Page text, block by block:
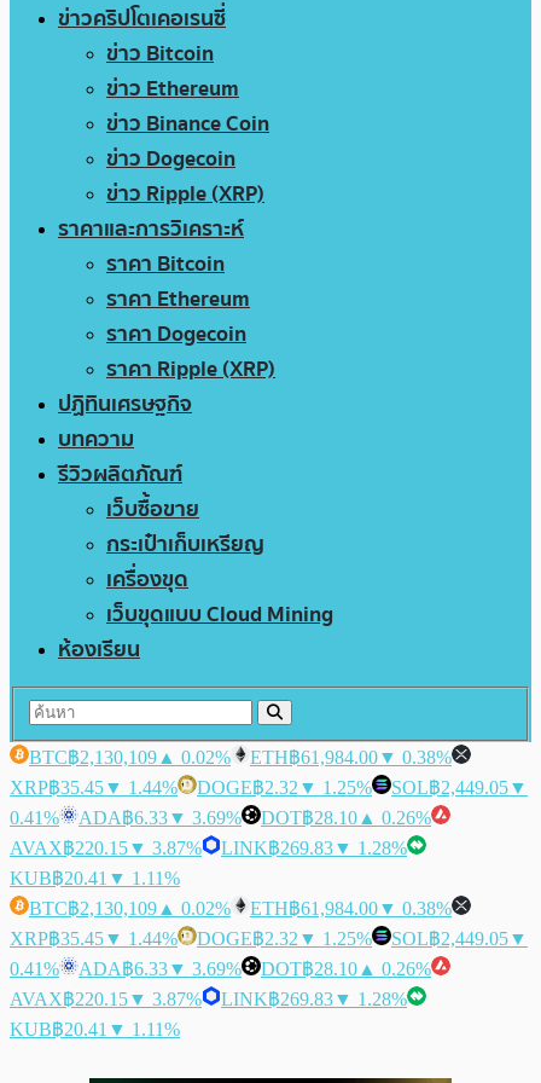
ข่าวคริปโตเคอเรนซี่
ข่าว Bitcoin
ข่าว Ethereum
ข่าว Binance Coin
ข่าว Dogecoin
ข่าว Ripple (XRP)
ราคาและการวิเคราะห์
ราคา Bitcoin
ราคา Ethereum
ราคา Dogecoin
ราคา Ripple (XRP)
ปฏิทินเศรษฐกิจ
บทความ
รีวิวผลิตภัณฑ์
เว็บซื้อขาย
กระเป๋าเก็บเหรียญ
เครื่องขุด
เว็บขุดแบบ Cloud Mining
ห้องเรียน
BTC฿2,130,109 ▲ 0.02% ETH฿61,984.00▼ 0.38%
XRP฿35.45▼ 1.44% DOGE฿2.32 ▼ 1.25% SOL฿2,449.05▼
0.41%
ADA฿6.33▼ 3.69% DOT฿28.10 ▲ 0.26%
AVAX฿220.15▼ 3.87% LINK฿269.83▼ 1.28%
KUB฿20.41 ▼ 1.11%
BTC฿2,130,109 ▲ 0.02% ETH฿61,984.00▼ 0.38%
XRP฿35.45▼ 1.44% DOGE฿2.32 ▼ 1.25% SOL฿2,449.05▼
0.41%
ADA฿6.33▼ 3.69% DOT฿28.10 ▲ 0.26%
AVAX฿220.15▼ 3.87% LINK฿269.83▼ 1.28%
KUB฿20.41 ▼ 1.11%